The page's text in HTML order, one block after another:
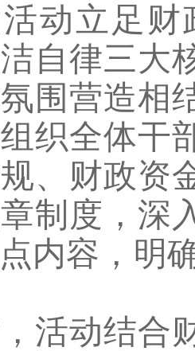
动立足
自律三大
围营造相
织全体干
、财政资
制度，深
内容，明
活动结合